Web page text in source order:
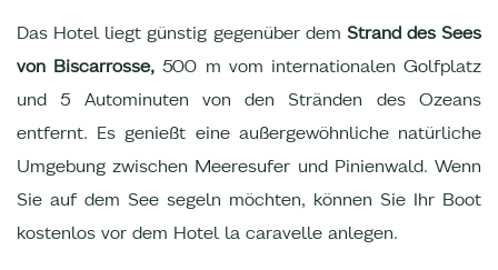
Das Hotel liegt günstig gegenüber dem Strand des Sees
von Biscarrosse,500 m vom internationalen Golfplatz
und 5 Autominuten von den Stränden des Ozeans
entfernt. Es genießt eine außergewöhnliche natürliche
Umgebung zwischen Meeresufer und Pinienwald. Wenn
Sie auf dem See segeln möchten, können Sie Ihr Boot
kostenlos vor dem Hotel la caravelle anlegen.